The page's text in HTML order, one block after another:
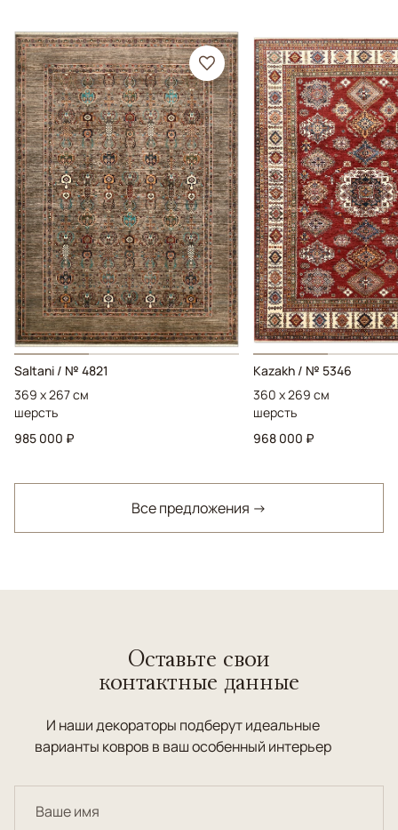
Saltani / № 4821
369 x 267 см
шерсть
985 000 ₽
Kazakh / № 5346
360 x 269 см
шерсть
968 000 ₽
Все предложения →
Оставьте свои
контактные данные
И наши декораторы подберут идеальные
варианты ковров в ваш особенный интерьер